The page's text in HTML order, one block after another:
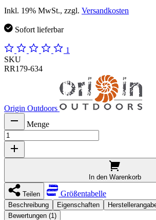
Inkl. 19% MwSt., zzgl. Versandkosten
Sofort lieferbar
1
SKU
RR179-634
Origin Outdoors
Menge
In den Warenkorb
Teilen Größentabelle
Beschreibung Eigenschaften
Bewertungen (1)